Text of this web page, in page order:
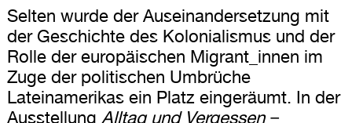
Selten wurde der Auseinandersetzung mit
der Geschichte des Kolonialismus und der
Rolle der europäischen Migrant_innen im
Zuge der politischen Umbrüche
Lateinamerikas ein Platz eingeräumt. In der
Ausstellung Alltag und Vergessen −